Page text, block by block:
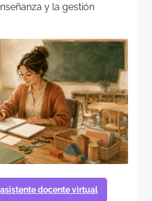
y la gestión
asistente docente virtual